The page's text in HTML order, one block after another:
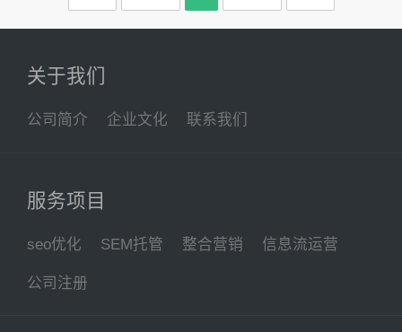
关于我们
公司简介 企业文化 联系我们
服务项目
seo优化 SEM托管 整合营销 信息流运营
公司注册